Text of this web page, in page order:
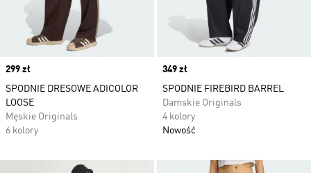
Price
299 zł
SPODNIE DRESOWE ADICOLOR
LOOSE
Męskie Originals
6 kolory
Price
349 zł
SPODNIE FIREBIRD BARREL
Damskie Originals
4 kolory
Nowość